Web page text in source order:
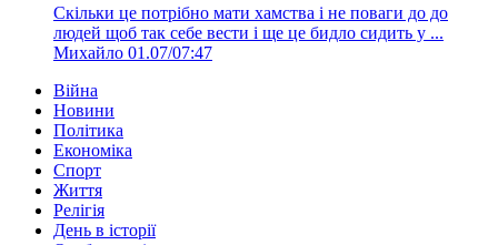
Скільки це потрібно мати хамства і не поваги до до
людей щоб так себе вести і ще це бидло сидить у ...
Михайло 01.07/07:47
Війна
Новини
Політика
Економіка
Спорт
Життя
Релігія
День в історії